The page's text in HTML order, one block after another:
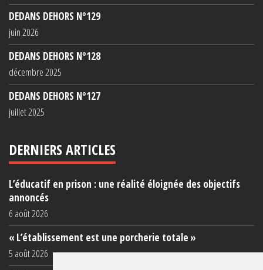
DEDANS DEHORS N°129
juin 2026
DEDANS DEHORS N°128
décembre 2025
DEDANS DEHORS N°127
juillet 2025
DERNIERS ARTICLES
L’éducatif en prison : une réalité éloignée des objectifs
annoncés
6 août 2026
« L’établissement est une porcherie totale »
5 août 2026